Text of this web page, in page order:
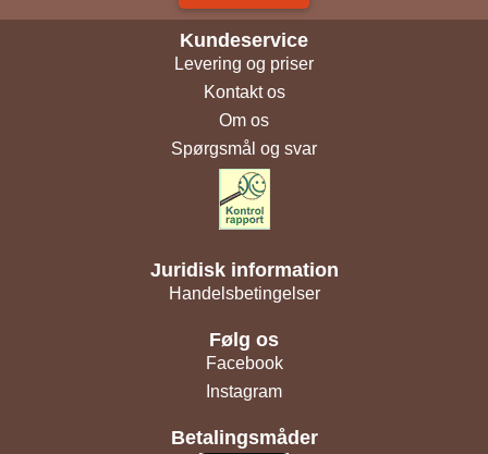
Kundeservice
Levering og priser
Kontakt os
Om os
Spørgsmål og svar
Juridisk information
Handelsbetingelser
Følg os
Facebook
Instagram
Betalingsmåder